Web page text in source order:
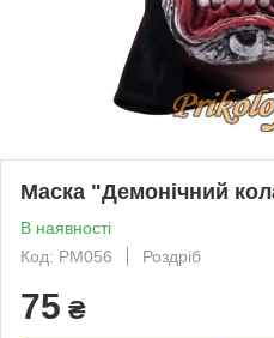
Маска "Демонічний
В наявності
Код: PM056
Роздріб
75 ₴